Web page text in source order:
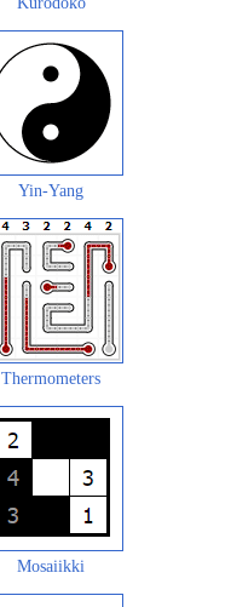
Yin-Yang
Thermometers
Mosaiikki